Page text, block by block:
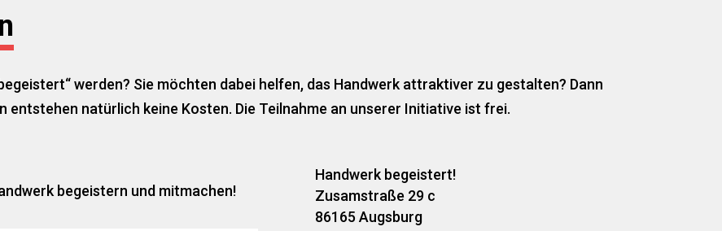
werden? Sie möchten dabei helfen, das Handwerk attraktiver zu gestalten? Dann
entstehen natürlich keine Kosten. Die Teilnahme an unserer Initiative ist frei.
begeistern und mitmachen!
Handwerk begeistert!
Zusamstraße 29 c
86165 Augsburg